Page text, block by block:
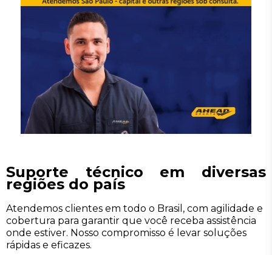
Suporte técnico em diversas
regiões do país
Atendemos clientes em todo o Brasil, com agilidade e
cobertura para garantir que você receba assistência
onde estiver. Nosso compromisso é levar soluções
rápidas e eficazes.